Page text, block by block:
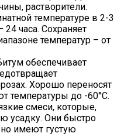
растворители.
температуре в 2-3
часа. Сохраняет
температур – от
обеспечивает
Хорошо переносят
до -60°C.
смеси, которые,
усадку. Они быстро
но имеют густую